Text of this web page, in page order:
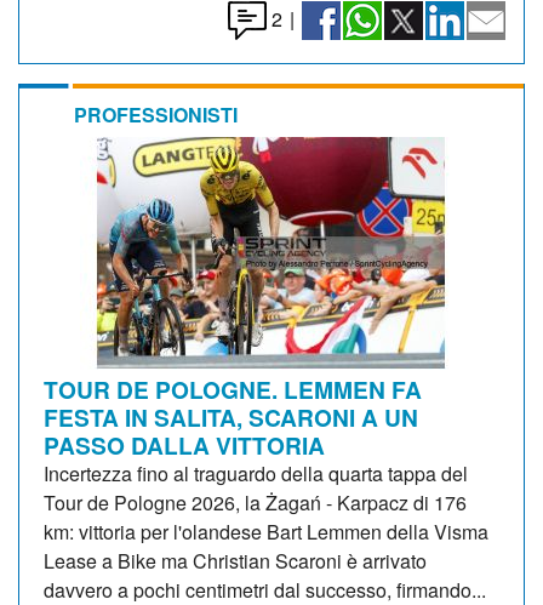
2 |
PROFESSIONISTI
TOUR DE POLOGNE. LEMMEN FA
FESTA IN SALITA, SCARONI A UN
PASSO DALLA VITTORIA
Incertezza fino al traguardo della quarta tappa del
Tour de Pologne 2026, la Żagań - Karpacz di 176
km: vittoria per l'olandese Bart Lemmen della Visma
Lease a Bike ma Christian Scaroni è arrivato
davvero a pochi centimetri dal successo, firmando...